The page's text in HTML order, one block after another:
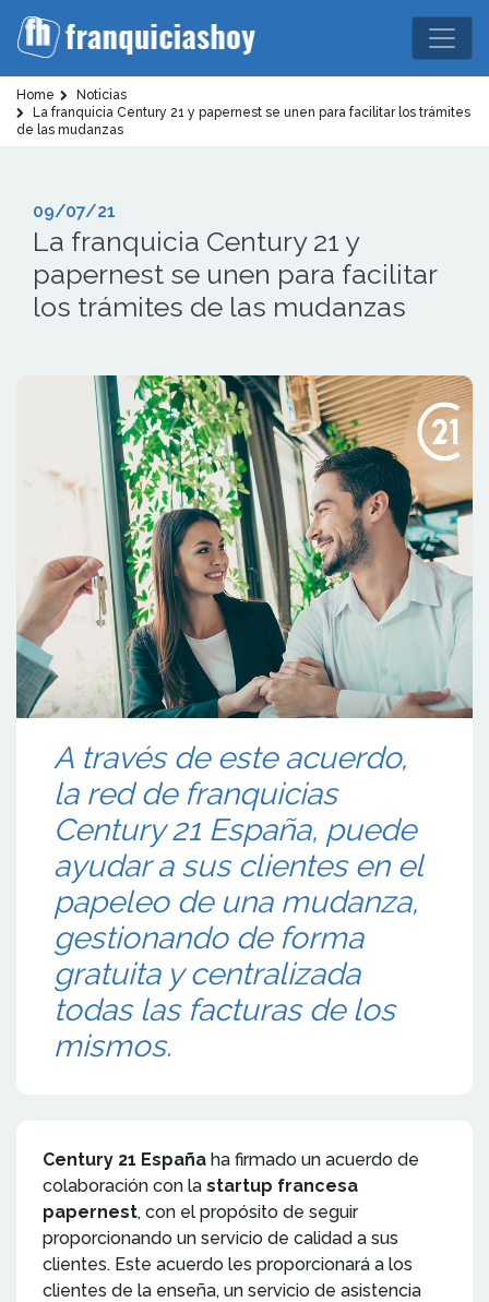
Home
Noticias
La franquicia Century 21 y papernest se unen para facilitar los trámites
de las mudanzas
09/07/21
La franquicia Century 21 y
papernest se unen para facilitar
los trámites de las mudanzas
A través de este acuerdo,
la red de franquicias
Century 21 España, puede
ayudar a sus clientes en el
papeleo de una mudanza,
gestionando de forma
gratuita y centralizada
todas las facturas de los
mismos.
Century 21 España ha firmado un acuerdo de
colaboración con la startup francesa
papernest, con el propósito de seguir
proporcionando un servicio de calidad a sus
clientes. Este acuerdo les proporcionará a los
clientes de la enseña, un servicio de asistencia